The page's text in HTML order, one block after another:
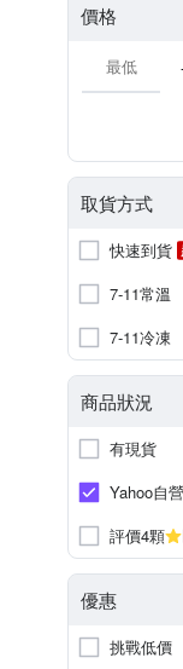
價格
取貨方式
快速到貨
7-11常溫
7-11冷凍
商品狀況
有現貨
Yahoo自營
評價4顆
優惠
挑戰低價